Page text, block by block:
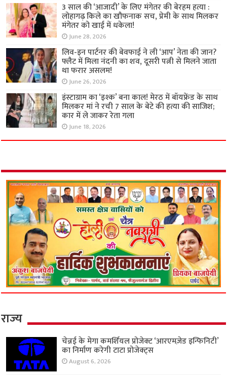
3 साल की ‘आजादी’ के लिए मंगेतर की बेरहम हत्या :
लोहागढ़ किले का खौफनाक सच, प्रेमी के साथ मिलकर
मंगेतर को खाई में धकेला!
June 28, 2026
लिव-इन पार्टनर की बेवफाई ने ली ‘आप’ नेता की जान?
फ्लैट में मिला नंदनी का शव, दूसरी पत्नी से मिलने जाता
था फरार असलम!
June 26, 2026
इंस्टाग्राम का ‘इश्क’ बना काल! मेरठ में बॉयफ्रेंड के साथ
मिलकर मां ने रची 7 साल के बेटे की हत्या की साजिश;
कार में ले जाकर रेता गला
June 18, 2026
राज्य
चेन्नई के मेगा कमर्शियल प्रोजेक्ट ‘आरएमज़ेड इन्फिनिटी’
का निर्माण करेगी टाटा प्रोजेक्ट्स
August 6, 2026